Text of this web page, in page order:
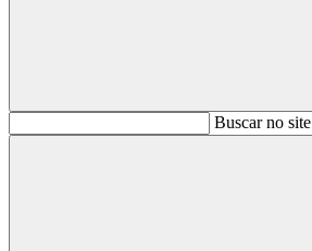
BuscarBuscar no site